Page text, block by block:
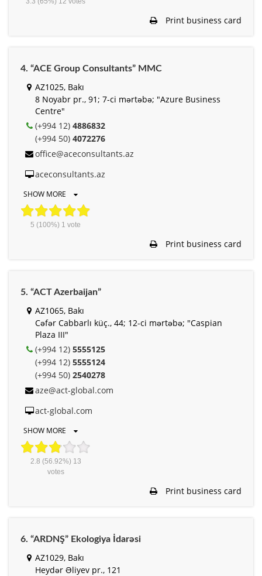
Print business card
4. “ACE Group Consultants” MMC
AZ1025, Bakı
8 Noyabr pr., 91; 7-ci mərtəbə; "Azure Business
Centre"
(+994 12) 4886832
(+994 50) 4072276
office@aceconsultants.az
aceconsultants.az
SHOW MORE
5 (100%) 1 vote
Print business card
5. “ACT Azerbaijan”
AZ1065, Bakı
Cəfər Cabbarlı küç., 44; 12-ci mərtəbə; "Caspian
Plaza III"
(+994 12) 5555125
(+994 12) 5555124
(+994 50) 2540278
aze@act-global.com
act-global.com
SHOW MORE
2.8 (56.92%) 13
votes
Print business card
6. “ARDNŞ” Ekologiya İdarəsi
AZ1029, Bakı
Heydər Əliyev pr., 121